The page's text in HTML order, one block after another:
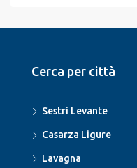
Cerca per città
Sestri Levante
Casarza Ligure
Lavagna